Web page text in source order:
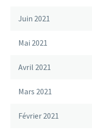
Juin 2021
Mai 2021
Avril 2021
Mars 2021
Février 2021